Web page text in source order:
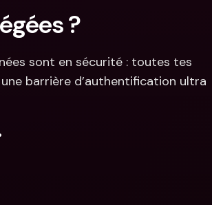
?
sont en sécurité : toutes tes
barrière d’authentification ultra